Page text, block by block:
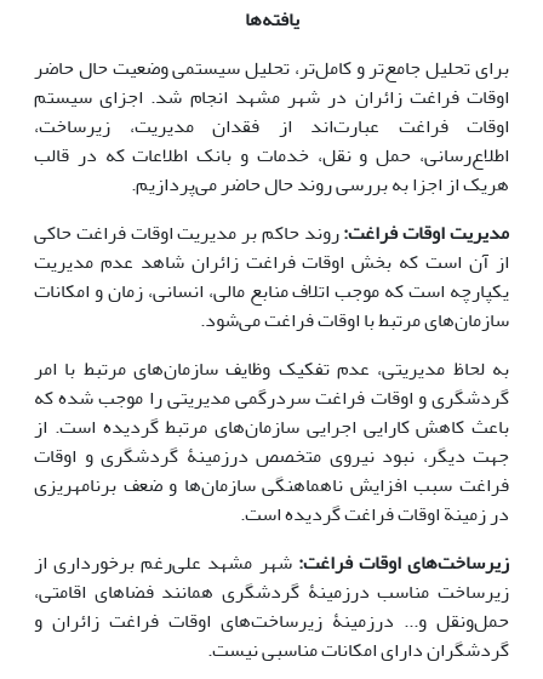
یافته‌ها
برای تحلیل جامع‌تر و کامل‌تر، تحلیل سیستمی وضعیت حال حاضر
اوقات فراغت زائران در شهر مشهد انجام شد. اجزای سیستم
اوقات فراغت عبارت‌اند از فقدان مدیریت، زیر‌ساخت،
اطلاع‌رسانی، حمل و نقل، خدمات و بانک اطلاعات که در قالب
هریک از اجزا به بررسی روند حال حاضر می‌پردازیم.
مدیریت اوقات فراغت:روند حاکم بر مدیریت اوقات فراغت حاکی
از آن است که بخش اوقات فراغت زائران شاهد عدم مدیریت
یکپارچه است که موجب اتلاف منابع مالی، انسانی، زمان و امکانات
سازمان‌های مرتبط با اوقات فراغت می‌شود.
به لحاظ مدیریتی، عدم تفکیک وظایف سازمان‌های مرتبط با امر
گردشگری و اوقات فراغت سردرگمی مدیریتی را موجب شده که
باعث کاهش کارایی اجرایی سازمان‌های مرتبط گردیده است. از
جهت دیگر، نبود نیروی متخصص درزمینۀ گردشگری و اوقات
فراغت سبب افزایش ناهماهنگی سازمان‌ها و ضعف برنامه­ریزی
در زمینة اوقات فراغت گردیده است.
زیرساخت‌های اوقات فراغت:شهر مشهد علی‌رغم برخورداری از
زیرساخت مناسب درزمینۀ گردشگری همانند فضاهای اقامتی،
حمل‌ونقل و... درزمینۀ زیر‌ساخت‌های اوقات فراغت زائران و
گردشگران دارای امکانات مناسبی نیست.